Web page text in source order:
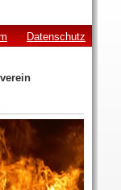
Datenschutz